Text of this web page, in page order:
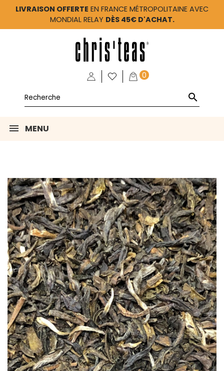
LIVRAISON OFFERTE EN FRANCE MÉTROPOLITAINE AVEC
MONDIAL RELAY DÈS 45€ D'ACHAT.
0

MENU